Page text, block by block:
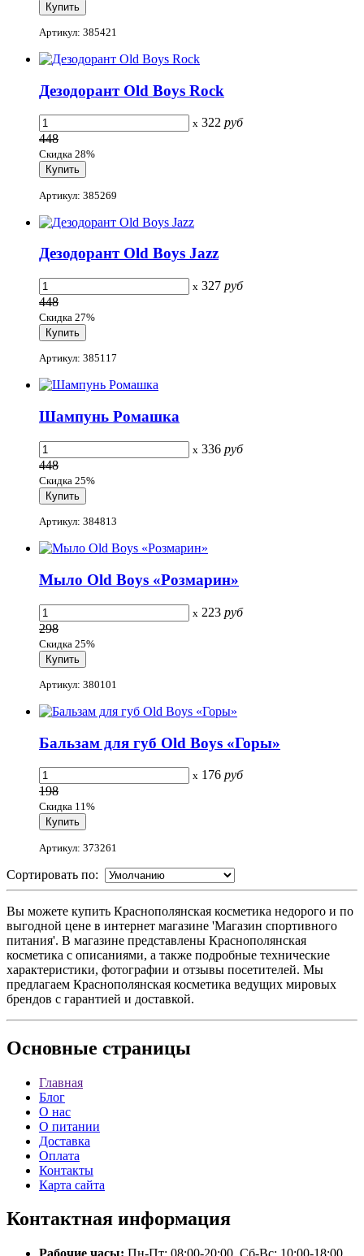
Артикул: 385421
Дезодорант Old Boys Rock
x 322 руб
448
Скидка 28%
Артикул: 385269
Дезодорант Old Boys Jazz
x 327 руб
448
Скидка 27%
Артикул: 385117
Шампунь Ромашка
x 336 руб
448
Скидка 25%
Артикул: 384813
Мыло Old Boys «Розмарин»
x 223 руб
298
Скидка 25%
Артикул: 380101
Бальзам для губ Old Boys «Горы»
x 176 руб
198
Скидка 11%
Артикул: 373261
Сортировать по:
Вы можете купить Краснополянская косметика недорого и по
выгодной цене в интернет магазине 'Магазин спортивного
питания'. В магазине представлены Краснополянская
косметика с описаниями, а также подробные технические
характеристики, фотографии и отзывы посетителей. Мы
предлагаем Краснополянская косметика ведущих мировых
брендов с гарантией и доставкой.
Основные страницы
Главная
Блог
О нас
О питании
Доставка
Оплата
Контакты
Карта сайта
Контактная информация